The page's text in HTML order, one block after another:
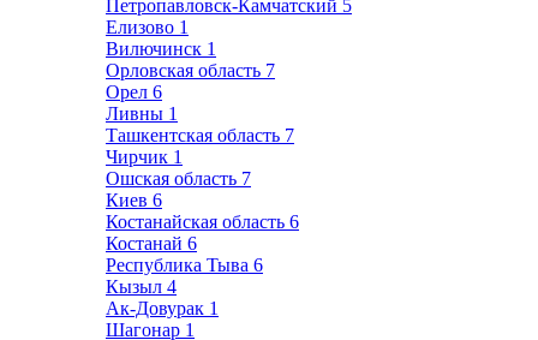
Петропавловск-Камчатский 5
Елизово 1
Вилючинск 1
Орловская область 7
Орел 6
Ливны 1
Ташкентская область 7
Чирчик 1
Ошская область 7
Киев 6
Костанайская область 6
Костанай 6
Республика Тыва 6
Кызыл 4
Ак-Довурак 1
Шагонар 1